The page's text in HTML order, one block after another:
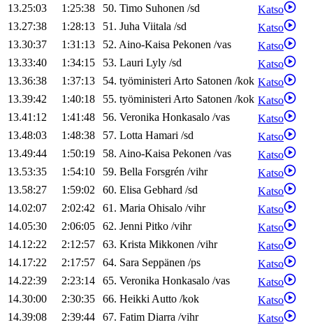
13.25:03 1:25:38 50. Timo Suhonen /sd
Katso
13.27:38
1:28:13 51. Juha Viitala /sd
Katso
13.30:37
1:31:13 52. Aino-Kaisa Pekonen /vas
Katso
13.33:40
1:34:15 53. Lauri Lyly /sd
Katso
13.36:38
1:37:13 54. työministeriArto Satonen /kok Katso
13.39:42
1:40:18 55. työministeriArto Satonen /kok Katso
13.41:12
1:41:48 56. Veronika Honkasalo /vas
Katso
13.48:03
1:48:38 57. Lotta Hamari /sd
Katso
13.49:44
1:50:19 58. Aino-Kaisa Pekonen /vas
Katso
13.53:35
1:54:10 59. Bella Forsgrén /vihr
Katso
13.58:27
1:59:02 60. Elisa Gebhard /sd
Katso
14.02:07
2:02:42 61. Maria Ohisalo /vihr
Katso
14.05:30
2:06:05 62. Jenni Pitko /vihr
Katso
14.12:22
2:12:57 63. Krista Mikkonen /vihr
Katso
14.17:22
2:17:57 64. Sara Seppänen /ps
Katso
14.22:39
2:23:14 65. Veronika Honkasalo /vas
Katso
14.30:00
2:30:35 66. HeikkiAutto /kok
Katso
14.39:08
2:39:44 67. Fatim Diarra /vihr
Katso